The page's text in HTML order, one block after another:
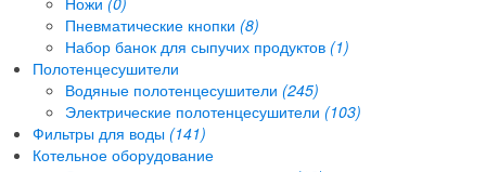
Пневматические кнопки (8)
Набор банок для сыпучих продуктов (1)
Полотенцесушители
Водяные полотенцесушители (245)
Электрические полотенцесушители (103)
Фильтры для воды (141)
Котельное оборудование